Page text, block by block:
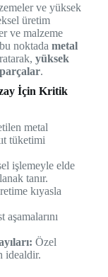
ve yüksek
üretim
ve malzeme
noktada metal
yüksek
.
İçin Kritik
metal
tüketimi
işlemeyle elde
tanır.
kıyasla
aşamalarını
Özel
idealdir.